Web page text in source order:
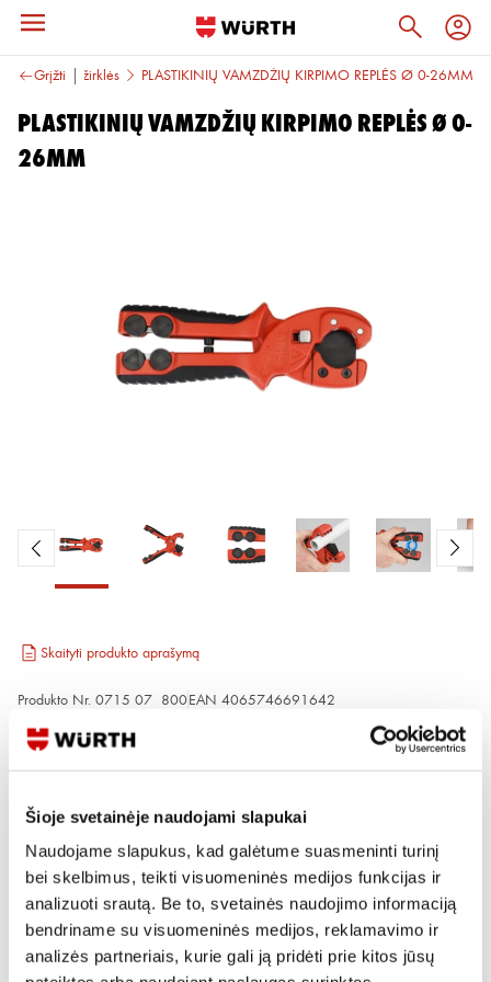
Šioje svetainėje naudojami slapukai
Naudojame slapukus, kad galėtume suasmeninti turinį
bei skelbimus, teikti visuomeninės medijos funkcijas ir
analizuoti srautą. Be to, svetainės naudojimo informaciją
bendriname su visuomeninės medijos, reklamavimo ir
analizės partneriais, kurie gali ją pridėti prie kitos jūsų
Grįžti
Kiti peiliai ir žirklės PLASTIKINIŲ VAMZDŽIŲ KIRPIMO REPLĖS Ø 0-26MM
PLASTIKINIŲ VAMZDŽIŲ KIRPIMO REPLĖS Ø 0-
26MM
Skaityti produkto aprašymą
Produkto Nr. 0715 07 800 EAN 4065746691642
Kainos matomos tik registruotiems vartotojams.
Prisijungti / Registruotis
Rašyti užklausą
Reikia daugiau informacijos?